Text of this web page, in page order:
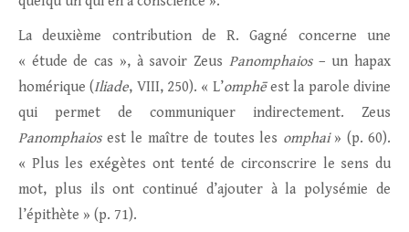
La deuxième contribution de R. Gagné concerne une
« étude de cas », à savoir Zeus Panomphaios– un hapax
homérique (Iliade, VIII, 250). « L’omphēest la parole divine
qui permet de communiquer indirectement. Zeus
Panomphaiosest le maître de toutes les omphai» (p. 60).
« Plus les exégètes ont tenté de circonscrire le sens du
mot, plus ils ont continué d’ajouter à la polysémie de
l’épithète » (p. 71).